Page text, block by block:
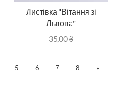
Листівка "Вітання зі
Львова"
35,00₴
5 6 7 8 »